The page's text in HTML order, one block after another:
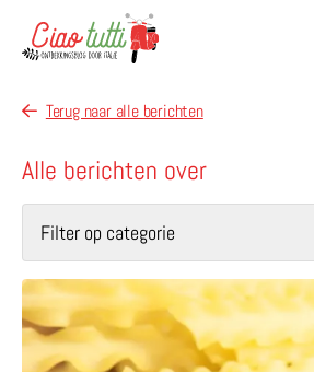
Terug naar alle berichten
Alle berichten over
Filter op categorie
Lees meer over Reginette –